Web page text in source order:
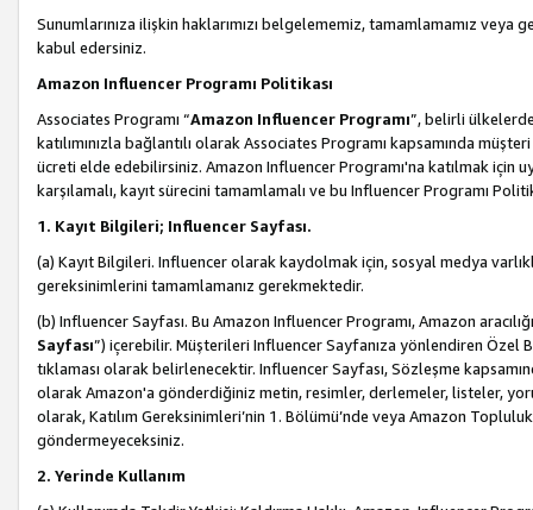
Sunumlarınıza ilişkin haklarımızı belgelememiz, tamamlamamız
kabul edersiniz.
Amazon Influencer Programı Politikası
Associates Programı “Amazon Influencer Programı”, belirli
katılımınızla bağlantılı olarak Associates Programı kapsamında
ücreti elde edebilirsiniz. Amazon Influencer Programı'na katılmak için
karşılamalı, kayıt sürecini tamamlamalı ve bu Influencer Programı
1. Kayıt Bilgileri; Influencer Sayfası.
(a) Kayıt Bilgileri. Influencer olarak kaydolmak için, sosyal medya
gereksinimlerini tamamlamanız gerekmektedir.
(b) Influencer Sayfası. Bu Amazon Influencer Programı, Amazon
Sayfası”) içerebilir. Müşterileri Influencer Sayfanıza yönlendiren Özel
tıklaması olarak belirlenecektir. Influencer Sayfası, Sözleşme
olarak Amazon'a gönderdiğiniz metin, resimler, derlemeler, listeler,
olarak, Katılım Gereksinimleri’nin 1. Bölümü’nde veya Amazon
göndermeyeceksiniz.
2. Yerinde Kullanım